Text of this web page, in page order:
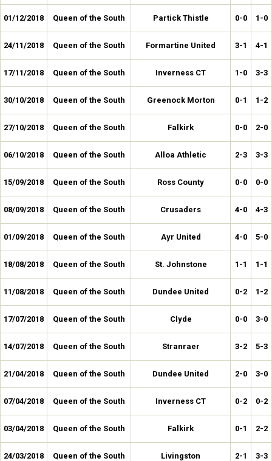
01/12/2018 Queen of the South Partick Thistle 0-0 1-0
24/11/2018 Queen of the South Formartine United 3-1 4-1
17/11/2018 Queen of the South Inverness CT 1-0 3-3
30/10/2018 Queen of the South Greenock Morton 0-1 1-2
27/10/2018 Queen of the South Falkirk 0-0 2-0
06/10/2018 Queen of the South Alloa Athletic 2-3 3-3
15/09/2018 Queen of the South Ross County 0-0 0-0
08/09/2018 Queen of the South Crusaders 4-0 4-3
01/09/2018 Queen of the South Ayr United 4-0 5-0
18/08/2018 Queen of the South St. Johnstone 1-1 1-1
11/08/2018 Queen of the South Dundee United 0-2 1-2
17/07/2018 Queen of the South Clyde 0-0 3-0
14/07/2018 Queen of the South Stranraer 3-2 5-3
21/04/2018 Queen of the South Dundee United 2-0 3-0
07/04/2018 Queen of the South Inverness CT 0-2 0-2
03/04/2018 Queen of the South Falkirk 0-1 2-2
24/03/2018 Queen of the South Livingston 2-1 3-3